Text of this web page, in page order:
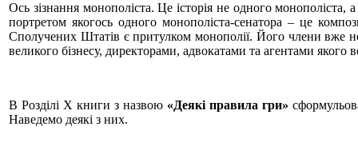
Ось зізнання монополіста. Це історія не одного
портретом якогось одного монополіста-сенатора – це
Сполучених Штатів є притулком монополії. Його члени вже
великого бізнесу, директорами, адвокатами та агентами якого
В Розділі Х книги з назвою «Деякі правила гри»
Наведемо деякі з них.